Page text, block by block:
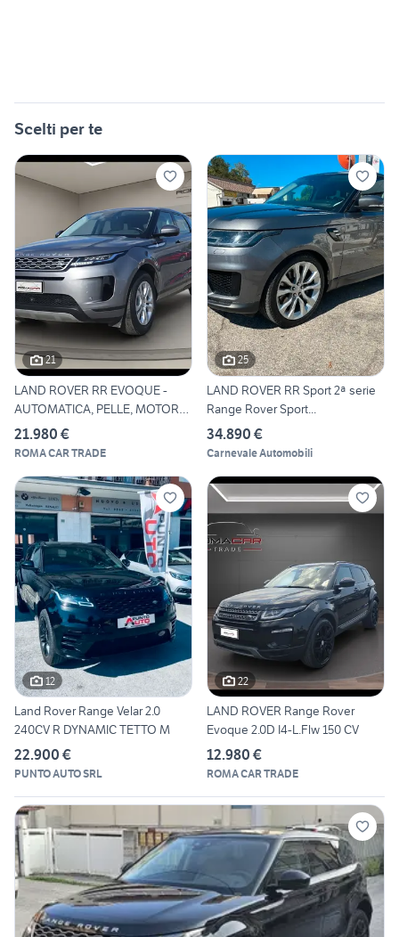
Scelti per te
21
LAND ROVER RR EVOQUE -
AUTOMATICA, PELLE, MOTORE
N
21.980 €
ROMA CAR TRADE
25
LAND ROVER RR Sport 2ª serie
Range Rover Sport...
34.890 €
Carnevale Automobili
12
Land Rover Range Velar 2.0
240CV R DYNAMIC TETTO M
22.900 €
PUNTO AUTO SRL
22
LAND ROVER Range Rover
Evoque 2.0D I4-L.Flw 150 CV
12.980 €
ROMA CAR TRADE